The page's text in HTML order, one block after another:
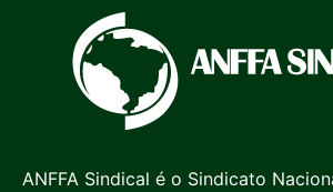
ANFFA Sindical é o Sindicato